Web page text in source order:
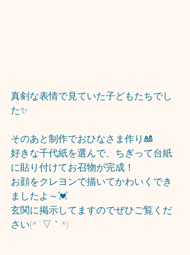
真剣な表情で見ていた子どもたちでし
た✨
そのあと制作でおひなさま作り🎎
好きな千代紙を選んで、ちぎって台紙
に貼り付けてお召物が完成！
お顔をクレヨンで描いてかわいくでき
ましたよ～💓
玄関に掲示してますのでぜひご覧くだ
さい(*´▽｀*)